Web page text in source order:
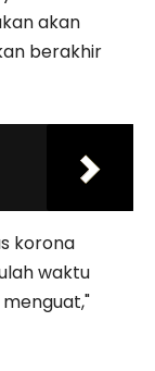
akan
berakhir
korona
waktu